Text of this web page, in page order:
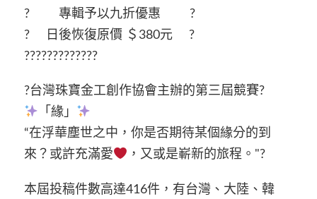
? 專輯予以九折優惠 ?
? 日後恢復原價 ＄380元 ?
?????????????
?台灣珠寶金工創作協會主辦的第三屆競賽?
「緣」
“在浮華塵世之中，你是否期待某個緣分的到
來？或許充滿愛
，又或是嶄新的旅程。"?
本屆投稿件數高達416件，有台灣、大陸、韓